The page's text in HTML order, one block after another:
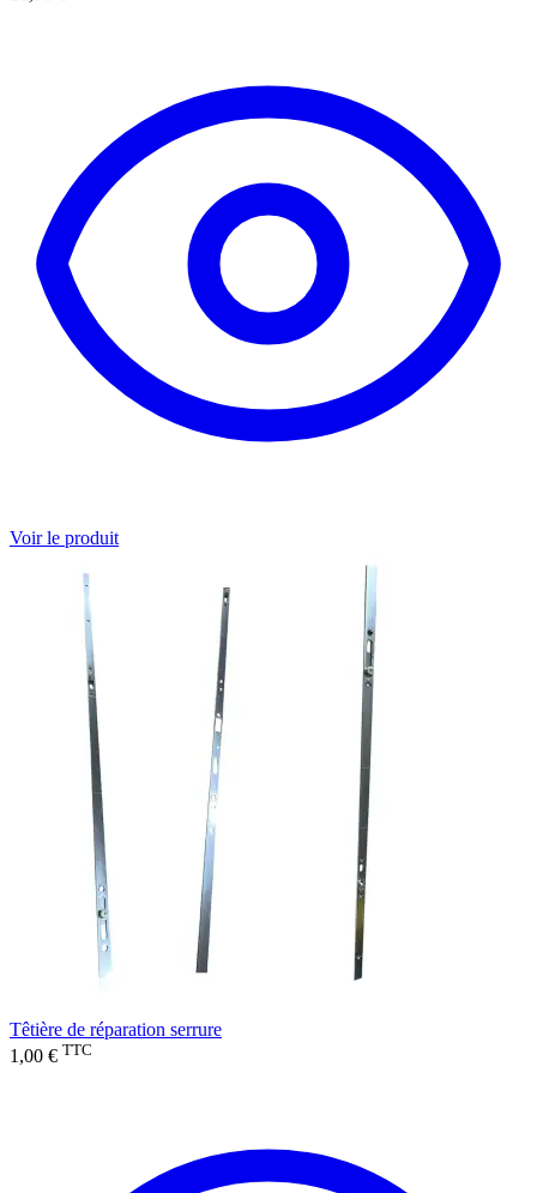
Voir le produit
Têtière de réparation serrure
1,00 € TTC